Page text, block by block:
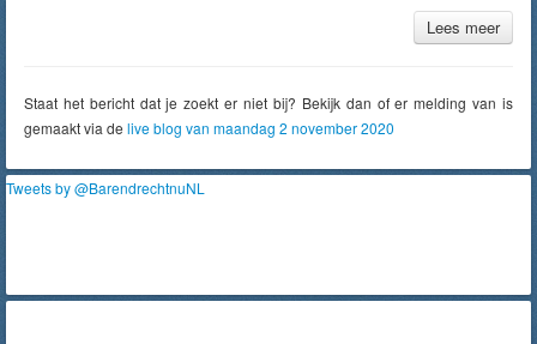
Lees meer
Staat het bericht dat je zoekt er niet bij? Bekijk dan of er melding van is
gemaakt via de live blog van maandag 2 november 2020
Tweets by @BarendrechtnuNL